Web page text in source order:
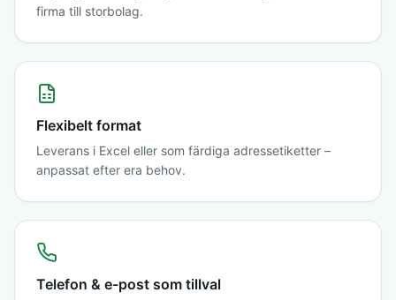
firma till storbolag.
Flexibelt format
Leverans i Excel eller som färdiga adressetiketter –
anpassat efter era behov.
Telefon & e-post som tillval